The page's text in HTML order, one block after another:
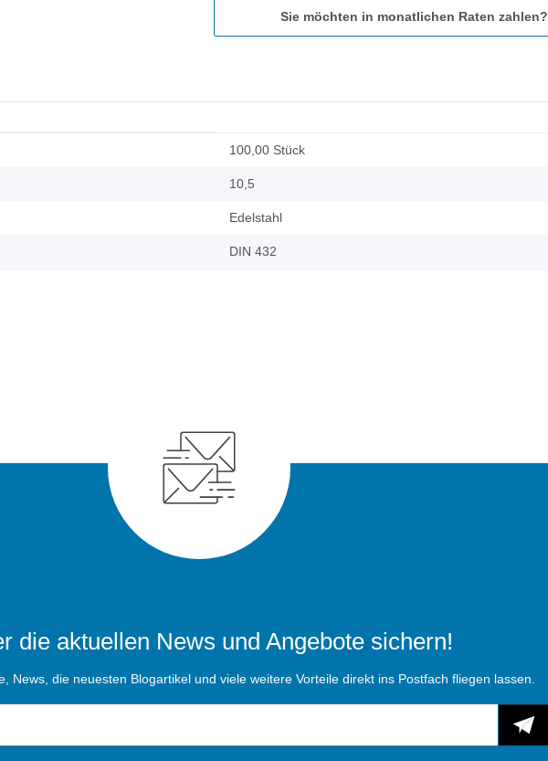
Sie möchten in monatlichen Raten zahlen?
100,00 Stück
10,5
Edelstahl
DIN 432
die aktuellen News und Angebote sichern!
News, die neuesten Blogartikel und viele weitere Vorteile direkt ins Postfach fliegen lassen.